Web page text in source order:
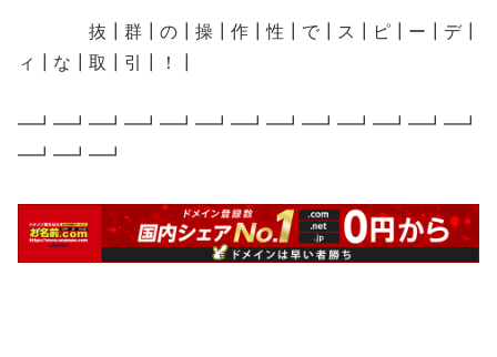
抜┃群┃の┃操┃作┃性┃で┃ス┃ピ┃ー┃デ┃
ィ┃な┃取┃引┃！┃
━┛━┛━┛━┛━┛━┛━┛━┛━┛━┛━┛━┛━┛
━┛━┛━┛